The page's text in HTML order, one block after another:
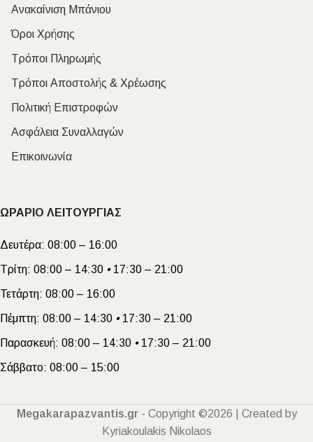
Ανακαίνιση Μπάνιου
Όροι Χρήσης
Τρόποι Πληρωμής
Τρόποι Αποστολής & Χρέωσης
Πολιτική Επιστροφών
Ασφάλεια Συναλλαγών
Επικοινωνία
ΩΡΑΡΙΟ ΛΕΙΤΟΥΡΓΙΑΣ
Δευτέρα: 08:00 – 16:00
Τρίτη: 08:00 – 14:30 •17:30 – 21:00
Τετάρτη: 08:00 – 16:00
Πέμπτη: 08:00 – 14:30 •17:30 – 21:00
Παρασκευή: 08:00 – 14:30 •17:30 – 21:00
Σάββατο: 08:00 – 15:00
Megakarapazvantis.gr- Copyright ©2026 | Created by
Kyriakoulakis Nikolaos